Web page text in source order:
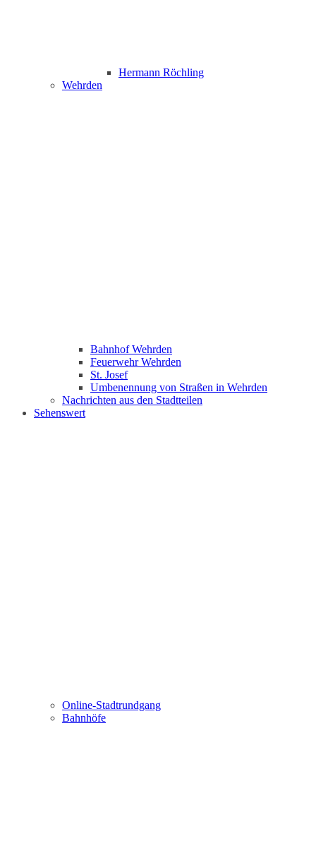
Hermann Röchling
Wehrden
Bahnhof Wehrden
Feuerwehr Wehrden
St. Josef
Umbenennung von Straßen in Wehrden
Nachrichten aus den Stadtteilen
Sehenswert
Online-Stadtrundgang
Bahnhöfe